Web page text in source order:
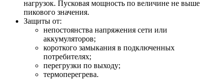
нагрузок. Пусковая мощность по величине не выше
пикового значения.
Защиты от:
непостоянства напряжения сети или
аккумуляторов;
короткого замыкания в подключенных
потребителях;
перегрузки по выходу;
термоперегрева.